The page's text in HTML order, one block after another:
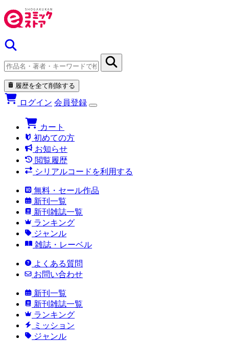
履歴を全て削除する
ログイン 会員登録
カート
初めての方
お知らせ
閲覧履歴
シリアルコードを利用する
無料・セール作品
新刊一覧
新刊雑誌一覧
ランキング
ジャンル
雑誌・レーベル
よくある質問
お問い合わせ
新刊一覧
新刊雑誌一覧
ランキング
ミッション
ジャンル